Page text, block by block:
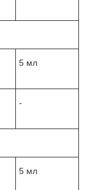
5 мл
-
5 мл